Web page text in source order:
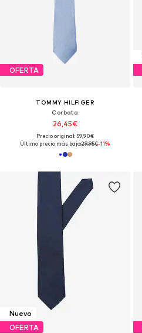
OFERTA
TOMMY HILFIGER
Corbata
26,45€
Precio original: 59,90€
Último precio más bajo:29,95€-11%
Nuevo
OFERTA